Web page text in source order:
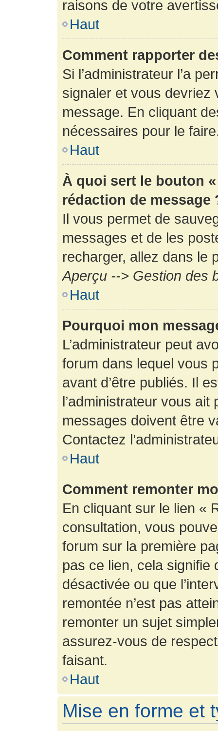
raisons de votre
Haut
Comment rapporter
Si l’administrateur l’a
signaler et vous devriez
message. En cliquant
nécessaires pour le
Haut
À quoi sert le bouton
rédaction de message
Il vous permet de
messages et de les
recharger, allez dans le
Aperçu --> Gestion des
Haut
Pourquoi mon
L’administrateur peut
forum dans lequel vous
avant d’être publiés. Il
l’administrateur vous
messages doivent être
Contactez
Haut
Comment remonter
En cliquant sur le lien «
consultation, vous
forum sur la première
pas ce lien, cela signifie
désactivée ou que
remontée n’est pas
remonter un sujet
assurez-vous de
faisant.
Haut
Mise en forme et